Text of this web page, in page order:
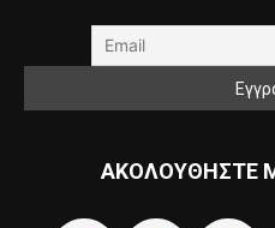
ΑΚΟΛΟΥΘΗΣΤΕ